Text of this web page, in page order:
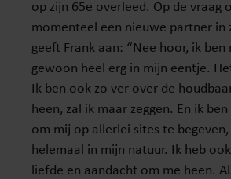
op zijn 65e overleed. Op de vraag
momenteel een nieuwe partner in
geeft Frank aan: “Nee hoor, ik ben
gewoon heel erg in mijn eentje.
Ik ben ook zo ver over de
heen, zal ik maar zeggen. En ik
om mij op allerlei sites te
helemaal in mijn natuur. Ik heb
liefde en aandacht om me heen.